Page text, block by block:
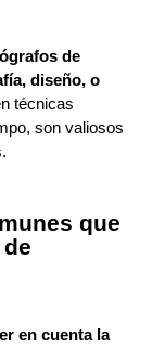
de
diseño, o
técnicas
son valiosos
que
en cuenta la